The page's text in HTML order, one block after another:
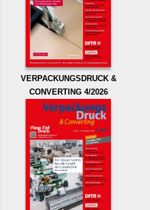
VERPACKUNGSDRUCK &
CONVERTING 4/2026